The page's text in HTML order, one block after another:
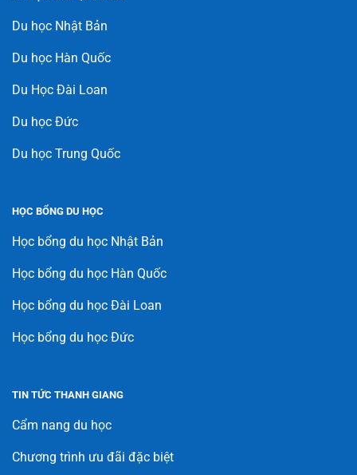
Du học Nhật Bản
Du học Hàn Quốc
Du Học Đài Loan
Du học Đức
Du học Trung Quốc
HỌC BỔNG DU HỌC
Học bổng du học Nhật Bản
Học bổng du học Hàn Quốc
Học bổng du học Đài Loan
Học bổng du học Đức
TIN TỨC THANH GIANG
Cẩm nang du học
Chương trình ưu đãi đặc biệt